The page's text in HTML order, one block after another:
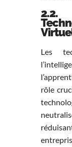
Les
rôle